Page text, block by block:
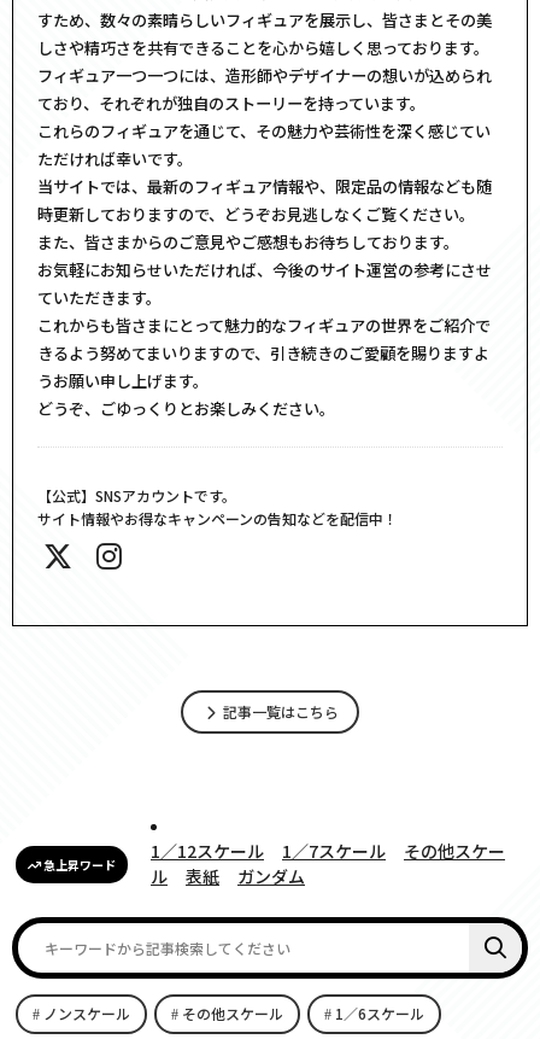
すため、数々の素晴らしいフィギュアを展示し、皆さまとその美
しさや精巧さを共有できることを心から嬉しく思っております。
フィギュア一つ一つには、造形師やデザイナーの想いが込められ
ており、それぞれが独自のストーリーを持っています。
これらのフィギュアを通じて、その魅力や芸術性を深く感じてい
ただければ幸いです。
当サイトでは、最新のフィギュア情報や、限定品の情報なども随
時更新しておりますので、どうぞお見逃しなくご覧ください。
また、皆さまからのご意見やご感想もお待ちしております。
お気軽にお知らせいただければ、今後のサイト運営の参考にさせ
ていただきます。
これからも皆さまにとって魅力的なフィギュアの世界をご紹介で
きるよう努めてまいりますので、引き続きのご愛顧を賜りますよ
うお願い申し上げます。
どうぞ、ごゆっくりとお楽しみください。
【公式】SNSアカウントです。
サイト情報やお得なキャンペーンの告知などを配信中！
記事一覧はこちら
急上昇ワード
1／12スケール 1／7スケール
その他スケー
ル
表紙 ガンダム
ノンスケール その他スケール 1／6スケール